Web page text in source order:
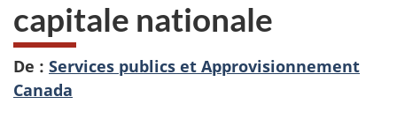
capitale nationale
De : Services publics et Approvisionnement
Canada